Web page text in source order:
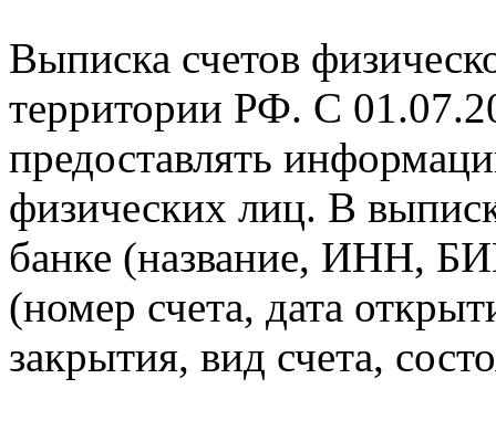
Выписка счетов
территории РФ. С
предоставлять
физических лиц. В
банке (название, ИНН,
(номер счета, дата
закрытия, вид счета,